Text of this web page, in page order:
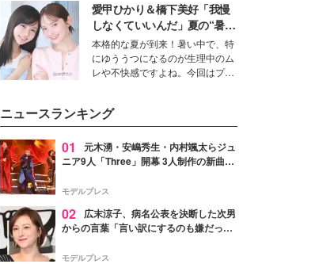
ションの完成度を高めるベースと
して、“髪そのものの美しさ”に改
めて注目する人が増えている様
子。今回は、そんな憧れの艶やか
な髪を日常で叶える、美容好きの
女性たちのヘアケア事情を紹介し
愛甲ひかり＆橋下美好「我慢
しなくていいんだ」夏の“暑さ
対策”の新しい選択肢とは？
本格的な夏が到来！暑い中で、特
にゆううつになるのが生理中のム
レや不快感ですよね。今回はプラ
好さんを迎えて本音で女子会トー
ク。猛暑のお出かけを快適に過ご
すヒントや、2人が感動した夏の
生理の新常識にも迫りました。
ニュースランキング
01
元木湧・安嶋秀生・内村颯太らジュ
ニア9人「Three」開幕 3人制作の新曲＆
進んで夢を掴みたい」【ゲネプロレポ】
モデルプレス
02
広末涼子、病名公表を決断した次男
からの言葉「言い訳にするのも嫌だっ
モデルプレス